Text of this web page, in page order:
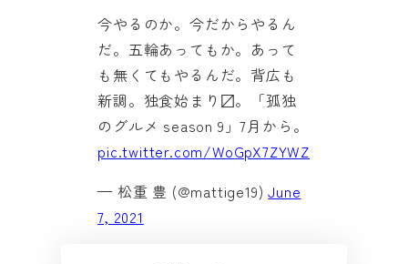
今やるのか。今だからやるん
だ。五輪あってもか。あって
も無くてもやるんだ。背広も
新調。独食始まり〼。「孤独
のグルメ season 9」7月から。
pic.twitter.com/WoGpX7ZYWZ
— 松重 豊 (@mattige19)June
7, 2021